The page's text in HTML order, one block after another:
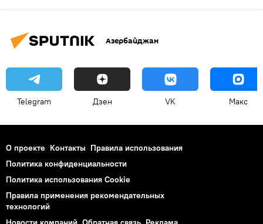
Азербайджан
Telegram Дзен VK Макс
О проекте Контакты Правила использования
Политика конфиденциальности
Политика использования Cookie
Правила применения рекомендательных
технологий